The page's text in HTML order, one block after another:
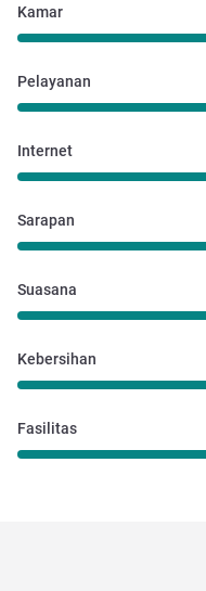
Kamar
Pelayanan
Internet
Sarapan
Suasana
Kebersihan
Fasilitas